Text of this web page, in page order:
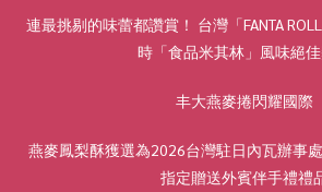
連最挑剔的味蕾都讚賞！ 台灣「FANTA
時「食品米其林」風味絕
丰大燕麥捲閃耀國際
燕麥鳳梨酥獲選為2026台灣駐日內瓦辦事
指定贈送外賓伴手禮禮